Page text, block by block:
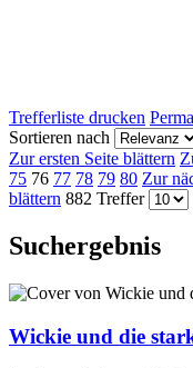
Trefferliste drucken
Sortieren nach
Zur ersten Seite blättern
75 76 77 78 79 80 Zur
blättern 882 Treffer
Suchergebnis
Wickie und die